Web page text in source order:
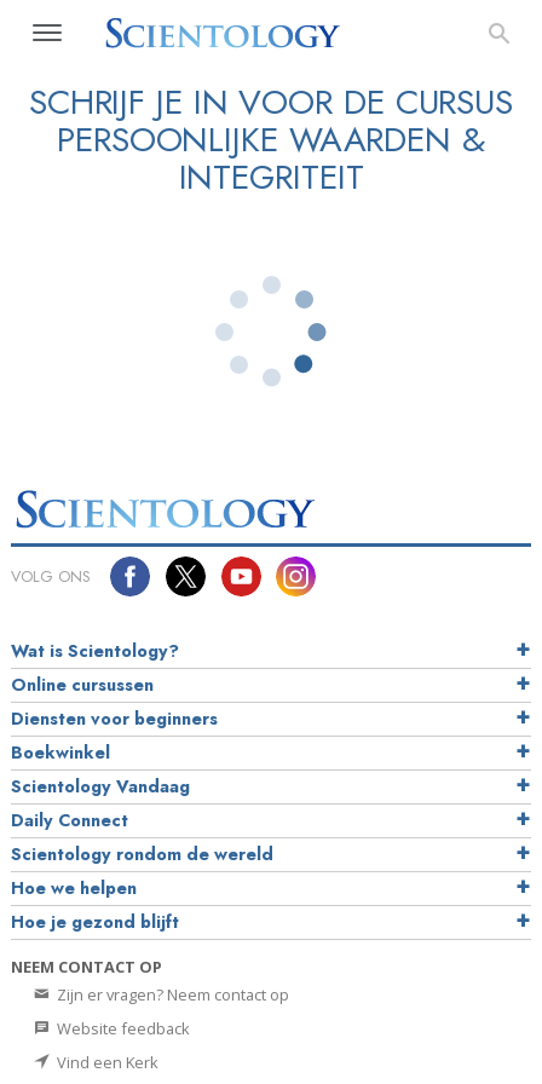
SCHRIJF JE IN VOOR DE CURSUS
PERSOONLIJKE WAARDEN &
INTEGRITEIT
VOLG ONS
Wat is Scientology?
Online cursussen
Diensten voor beginners
Boekwinkel
Scientology Vandaag
Daily Connect
Scientology rondom de wereld
Hoe we helpen
Hoe je gezond blijft
NEEM CONTACT OP
Zijn er vragen? Neem contact op
Website feedback
Vind een Kerk